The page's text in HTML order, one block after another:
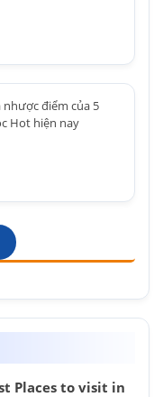
nhược điểm của 5
Hot hiện nay
Places to visit in